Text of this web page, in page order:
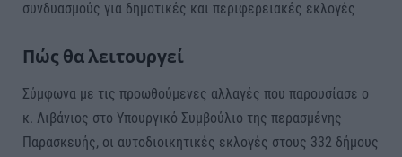
συνδυασμούς για δημοτικές και περιφερειακές εκλογές
Πώς θα λειτουργεί
Σύμφωνα με τις προωθούμενες αλλαγές που παρουσίασε ο
κ. Λιβάνιος στο Υπουργικό Συμβούλιο της περασμένης
Παρασκευής, οι αυτοδιοικητικές εκλογές στους 332 δήμους